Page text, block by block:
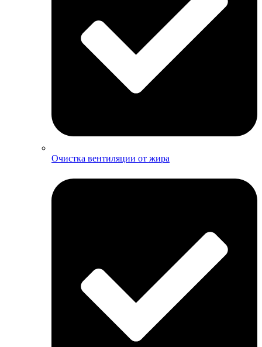
Очистка вентиляции от жира